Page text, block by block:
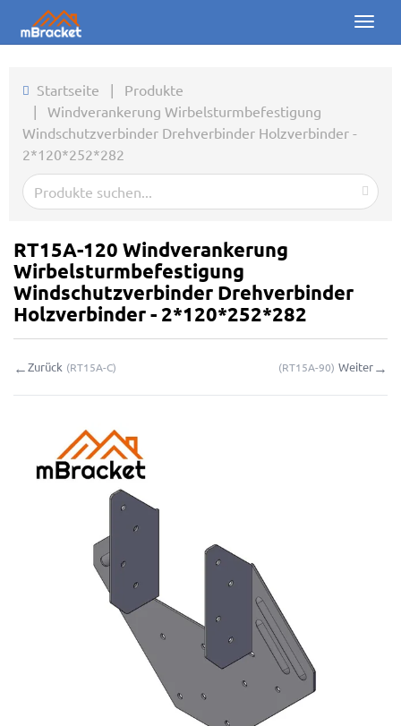
Toggle
Produkte
Nachrichten
Fotos
Über uns
Kontakt
Online-Anfrage
🌐 Language▼
Startseite | Produkte
| Windverankerung Wirbelsturmbefestigung
Windschutzverbinder Drehverbinder Holzverbinder -
2*120*252*282
RT15A-120 Windverankerung
Wirbelsturmbefestigung
Windschutzverbinder Drehverbinder
Holzverbinder - 2*120*252*282
←Zurück (RT15A-C) (RT15A-90) Weiter→